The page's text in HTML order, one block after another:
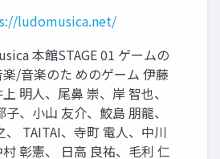
ludomusica.net/
本館STAGE 01 ゲームの
楽/⾳楽のた めのゲーム 伊藤
明⼈、尾⿐ 崇、岸 智也、
⼦、⼩⼭ 友介、鮫島 朋⿓、
、 TAITAI、寺町 電⼈、中川
彰憲、 ⽇⾼ 良祐、⽑利 仁